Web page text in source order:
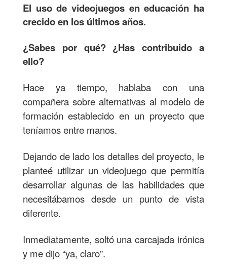
El uso de videojuegos en educación ha
crecido en los últimos años.
¿Sabes por qué? ¿Has contribuido a
ello?
Hace ya tiempo, hablaba con una
compañera sobre alternativas al modelo de
formación establecido en un proyecto que
teníamos entre manos.
Dejando de lado los detalles del proyecto, le
planteé utilizar un videojuego que permitía
desarrollar algunas de las habilidades que
necesitábamos desde un punto de vista
diferente.
Inmediatamente, soltó una carcajada irónica
y me dijo “ya, claro”.